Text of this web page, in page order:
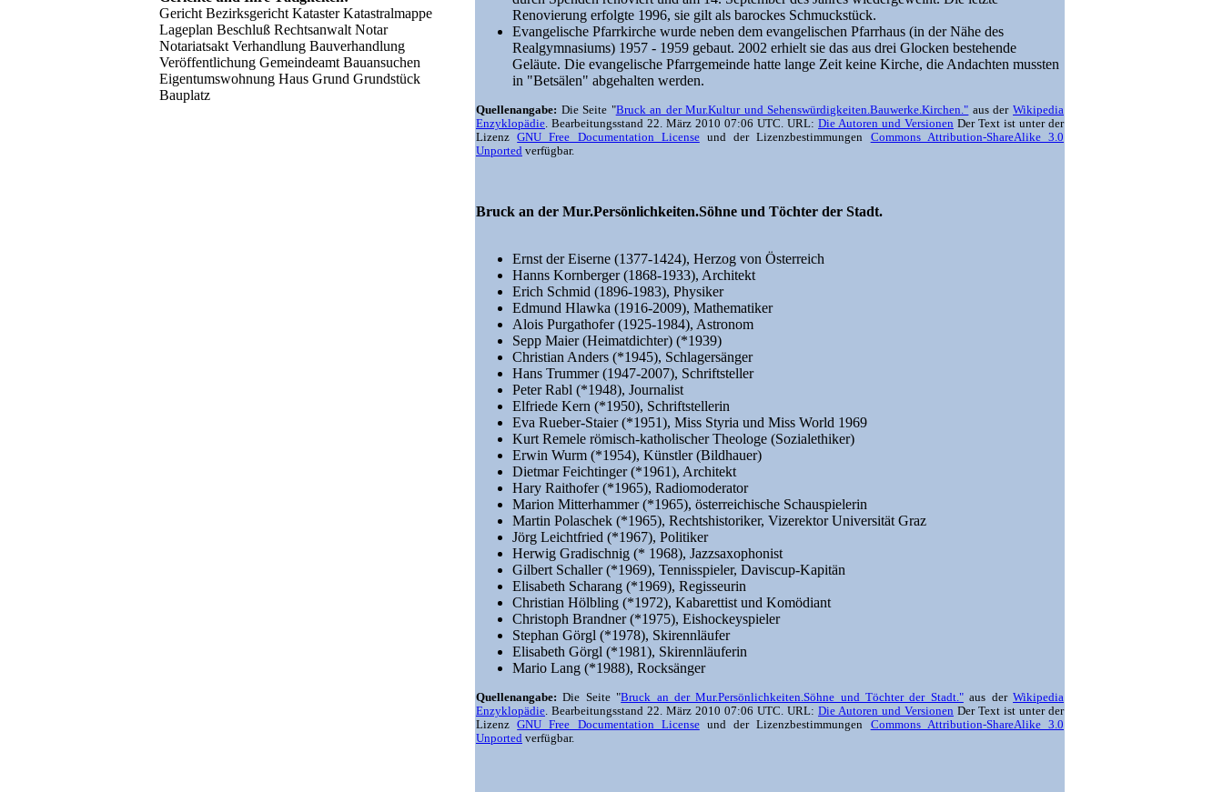
Gericht Bezirksgericht Kataster Katastralmappe
Lageplan Beschluß Rechtsanwalt Notar
Notariatsakt Verhandlung Bauverhandlung
Veröffentlichung Gemeindeamt Bauansuchen
Eigentumswohnung Haus Grund Grundstück
Bauplatz
Renovierung erfolgte 1996, sie gilt als barockes Schmuckstück.
Evangelische Pfarrkirche wurde neben dem evangelischen Pfarrhaus (in der Nähe des
Realgymnasiums) 1957 - 1959 gebaut. 2002 erhielt sie das aus drei Glocken bestehende
Geläute. Die evangelische Pfarrgemeinde hatte lange Zeit keine Kirche, die Andachten mussten
in "Betsälen" abgehalten werden.
Quellenangabe: Die Seite "Bruck an der Mur.Kultur und Sehenswürdigkeiten.Bauwerke.Kirchen." aus derWikipedia
Enzyklopädie. Bearbeitungsstand 22. März 2010 07:06 UTC. URL: Die Autoren und Versionen Der Text ist unter der
LizenzGNU Free Documentation Licenseund der Lizenzbestimmungen Commons Attribution-ShareAlike 3.0
Unported verfügbar.
Bruck an der Mur.Persönlichkeiten.Söhne und Töchter der Stadt.
Ernst der Eiserne (1377-1424), Herzog von Österreich
Hanns Kornberger (1868-1933), Architekt
Erich Schmid (1896-1983), Physiker
Edmund Hlawka (1916-2009), Mathematiker
Alois Purgathofer (1925-1984), Astronom
Sepp Maier (Heimatdichter) (*1939)
Christian Anders (*1945), Schlagersänger
Hans Trummer (1947-2007), Schriftsteller
Peter Rabl (*1948), Journalist
Elfriede Kern (*1950), Schriftstellerin
Eva Rueber-Staier (*1951), Miss Styria und Miss World 1969
Kurt Remele römisch-katholischer Theologe (Sozialethiker)
Erwin Wurm (*1954), Künstler (Bildhauer)
Dietmar Feichtinger (*1961), Architekt
Hary Raithofer (*1965), Radiomoderator
Marion Mitterhammer (*1965), österreichische Schauspielerin
Martin Polaschek (*1965), Rechtshistoriker, Vizerektor Universität Graz
Jörg Leichtfried (*1967), Politiker
Herwig Gradischnig (* 1968), Jazzsaxophonist
Gilbert Schaller (*1969), Tennisspieler, Daviscup-Kapitän
Elisabeth Scharang (*1969), Regisseurin
Christian Hölbling (*1972), Kabarettist und Komödiant
Christoph Brandner (*1975), Eishockeyspieler
Stephan Görgl (*1978), Skirennläufer
Elisabeth Görgl (*1981), Skirennläuferin
Mario Lang (*1988), Rocksänger
Quellenangabe:Die Seite "Bruck an der Mur.Persönlichkeiten.Söhne und Töchter der Stadt."aus derWikipedia
Enzyklopädie. Bearbeitungsstand 22. März 2010 07:06 UTC. URL: Die Autoren und Versionen Der Text ist unter der
LizenzGNU Free Documentation Licenseund der Lizenzbestimmungen Commons Attribution-ShareAlike 3.0
Unported verfügbar.